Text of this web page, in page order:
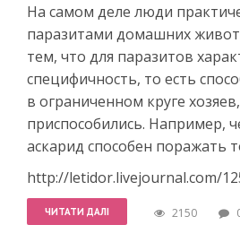
На самом деле люди
паразитами домашних
тем, что для паразитов
специфичность, то есть
в ограниченном круге
приспособились. Например,
аскарид способен поражать
http://letidor.livejournal.com/
ЧИТАТИ ДАЛІ 2150